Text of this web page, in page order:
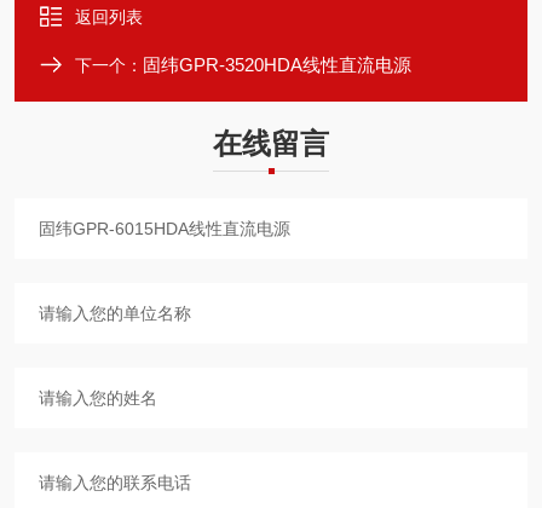
返回列表
下一个： 固纬GPR-3520HDA线性直流电源
在线留言